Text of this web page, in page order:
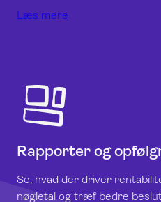
Læs mere
Rapporter og
Se, hvad der driver
nøgletal og træf bedre